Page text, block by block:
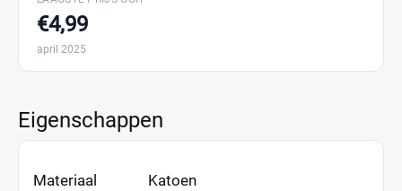
€4,99
april 2025
Eigenschappen
Materiaal Katoen